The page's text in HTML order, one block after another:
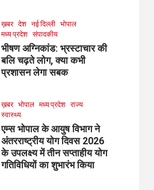
ख़बर देश नई दिल्ली भोपाल
मध्य प्रदेश संपादकीय
भीषण अग्निकांड: भ्रस्टाचार की
बलि चढ़ते लोग, क्या कभी
प्रशासन लेगा सबक
ख़बर भोपाल मध्य प्रदेश राज्य
स्वास्थ्य
एम्स भोपाल के आयुष विभाग ने
अंतरराष्ट्रीय योग दिवस 2026
के उपलक्ष्य में तीन सप्ताहीय योग
गतिविधियों का शुभारंभ किया